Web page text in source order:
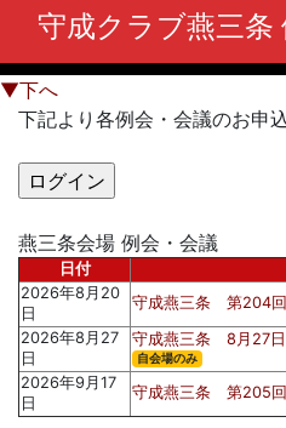
守成クラブ燕三条
▼下へ
下記より各例会・会議のお申
燕三条会場 例会・会議
日付
2026年8月20
日
守成燕三条 第204回
2026年8月27
日
守成燕三条 8月27日
自会場のみ
2026年9月17
日
守成燕三条 第205回